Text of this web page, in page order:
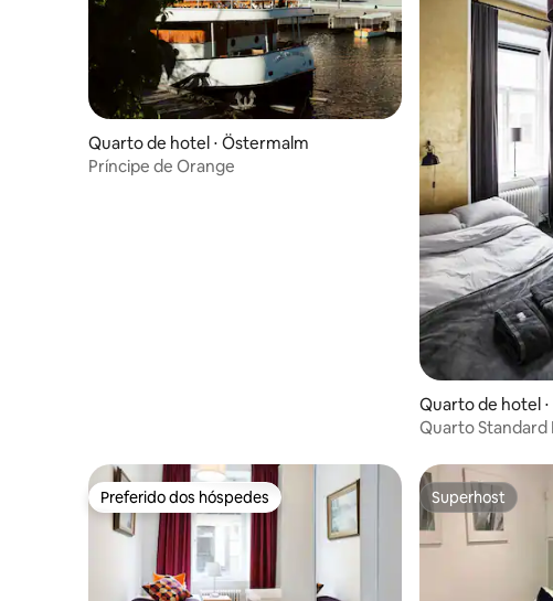
Quarto de hotel ⋅ Östermalm
Príncipe de Orange
Quarto de hotel
Quarto Standard
Preferido dos hóspedes
Preferido dos hóspedes Superhost
Superhost